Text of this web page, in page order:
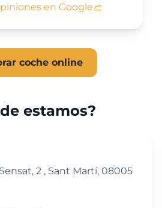
en Google
coche online
estamos?
2 , Sant Martí, 08005